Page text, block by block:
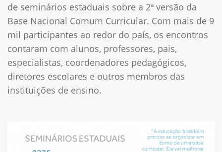
de seminários estaduais sobre a 2ª versão da
Base Nacional Comum Curricular. Com mais de 9
mil participantes ao redor do país, os encontros
contaram com alunos, professores, pais,
especialistas, coordenadores pedagógicos,
diretores escolares e outros membros das
instituições de ensino.